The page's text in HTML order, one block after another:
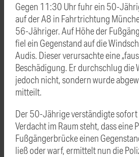
Gegen 11:30 Uhr fuhr ein 50-
auf der A8 in Fahrtrichtung
56-Jähriger. Auf Höhe der
fiel ein Gegenstand auf die
Audis. Dieser verursachte eine
Beschädigung. Er durchschlug die
jedoch nicht, sondern wurde
mitteilt.
Der 50-Jährige verständigte sofort
Verdacht im Raum steht, dass eine
Fußgängerbrücke einen
ließ oder warf, ermittelt nun die